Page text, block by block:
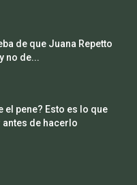
de que Juana Repetto
no de...
el pene? Esto es lo que
de hacerlo